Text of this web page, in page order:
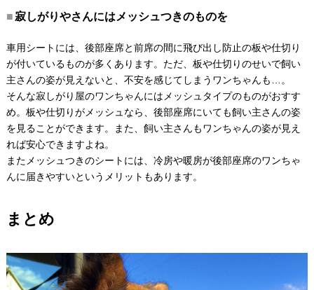
寂しがりやさんにはメッシュつきのものを
車用シートには、後部座席と前席の間に飛び出し防止の板や仕切り
が付いているものが多くあります。ただ、板や仕切りのせいで飼い
主さんの姿が見えないと、不安を感じてしまうワンちゃんも…。
そんな寂しがり屋のワンちゃんにはメッシュタイプのものがおすす
め。板や仕切りがメッシュなら、後部座席にいても飼い主さんの姿
を見ることができます。また、飼い主さんもワンちゃんの姿が見え
れば安心できますよね。
またメッシュつきのシートには、冷房や暖房が後部座席のワンちゃ
んに届きやすいというメリットもあります。
まとめ